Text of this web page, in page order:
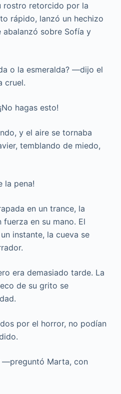
rostro retorcido por la
rápido, lanzó un hechizo
abalanzó sobre Sofía y
o la esmeralda? —dijo el
cruel.
hagas esto!
y el aire se tornaba
temblando de miedo,
la pena!
en un trance, la
en su mano. El
instante, la cueva se
era demasiado tarde. La
de su grito se
por el horror, no podían
—preguntó Marta, con